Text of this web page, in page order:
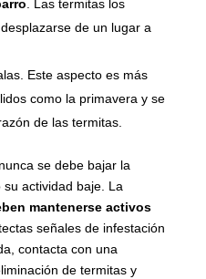
. Las termitas los
de un lugar a
Este aspecto es más
como la primavera y se
de las termitas.
se debe bajar la
actividad baje. La
mantenerse activos
señales de infestación
contacta con una
de termitas y